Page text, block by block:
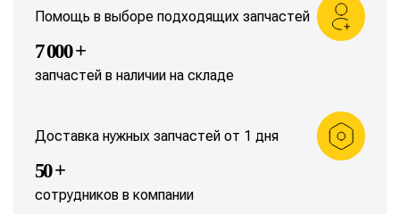
Помощь в выборе подходящих запчастей
7 000 +
запчастей в наличии на складе
Доставка нужных запчастей от 1 дня
50 +
сотрудников в компании